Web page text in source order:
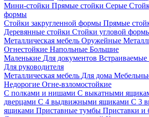
Мини-стойки Прямые стойки Серые
формы
Стойки закругленной формы Прямые
Деревянные стойки Стойки угловой
Металлическая мебель Оружейные
Огнестойкие Напольные Большие
Маленькие Для документов Встраиваемые
Для руководителя
Металлическая мебель Для дома
Недорогие Огне-взломостойкие
С полками и нишами С выкатными
дверцами С 4 выдвижными ящиками С 3
ящиками Приставные тумбы Приставки и